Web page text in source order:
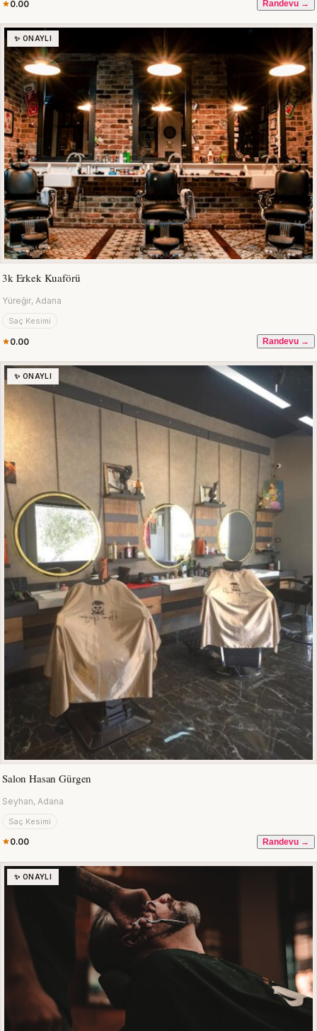
0.00 Randevu →
✨ ONAYLI
3k Erkek Kuaförü
Yüreğir, Adana
Saç Kesimi
0.00 Randevu →
✨ ONAYLI
Salon Hasan Gürgen
Seyhan, Adana
Saç Kesimi
0.00 Randevu →
✨ ONAYLI